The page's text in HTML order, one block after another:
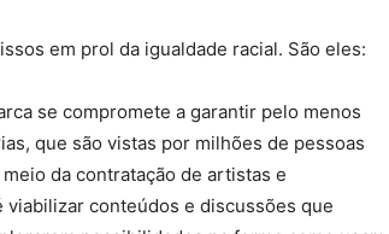
em prol da igualdade racial. São eles:
se compromete a garantir pelo menos
que são vistas por milhões de pessoas
da contratação de artistas e
conteúdos e discussões que